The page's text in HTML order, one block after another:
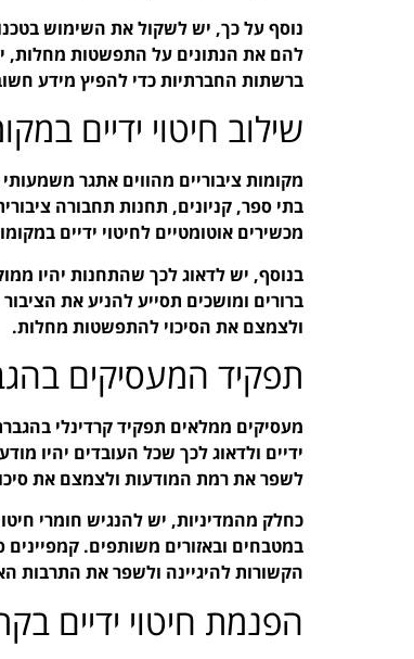
נוסף על כך, יש לשקול את השימוש
להם את הנתונים על התפשטות מחלות,
ברשתות החברתיות כדי להפיץ מידע
שילוב חיטוי ידיים
מקומות ציבוריים מהווים אתגר
בתי ספר, קניונים, תחנות תחבורה
מכשירים אוטומטיים לחיטוי ידיים
בנוסף, יש לדאוג לכך שהתחנות יהיו
ברורים ומושכים תסייע להניע את
ולצמצם את הסיכוי להתפשטות מחלות.
תפקיד המעסיקים
מעסיקים ממלאים תפקיד קרדינלי
ידיים ולדאוג לכך שכל העובדים יהיו
לשפר את רמת המודעות ולצמצם את
כחלק מהמדיניות, יש להנגיש חומרי
במטבחים ובאזורים משותפים. קמפיינים
הקשורות להיגיינה ולשפר את התרבות
הפנמת חיטוי ידיים